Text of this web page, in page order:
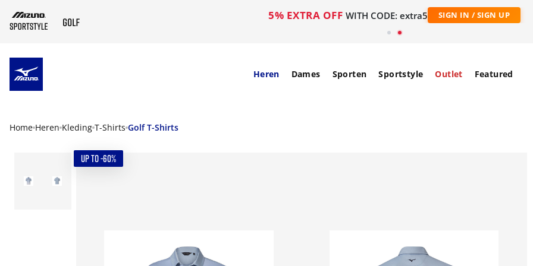
5% EXTRA OFF WITH CODE: extra5 SIGN IN / SIGN UP
Heren Dames Sporten Sportstyle Outlet Featured
Home Heren Kleding T-Shirts Golf T-Shirts
UP TO -60%